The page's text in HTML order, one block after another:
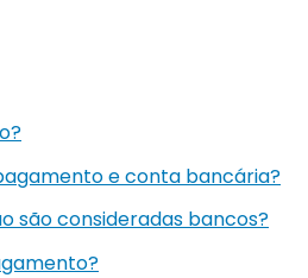
e conta bancária?
são consideradas bancos?